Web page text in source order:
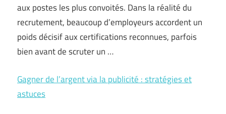
aux postes les plus convoités. Dans la réalité du
recrutement, beaucoup d’employeurs accordent un
poids décisif aux certifications reconnues, parfois
bien avant de scruter un …
Gagner de l’argent via la publicité : stratégies et
astuces